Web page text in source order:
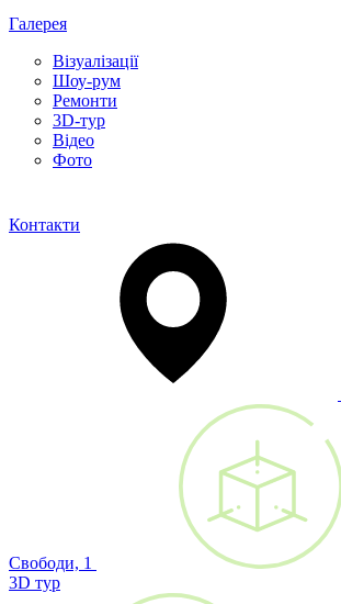
Галерея
Візуалізації
Шоу-рум
Ремонти
3D-тур
Відео
Фото
Контакти
Свободи, 1
3D тур